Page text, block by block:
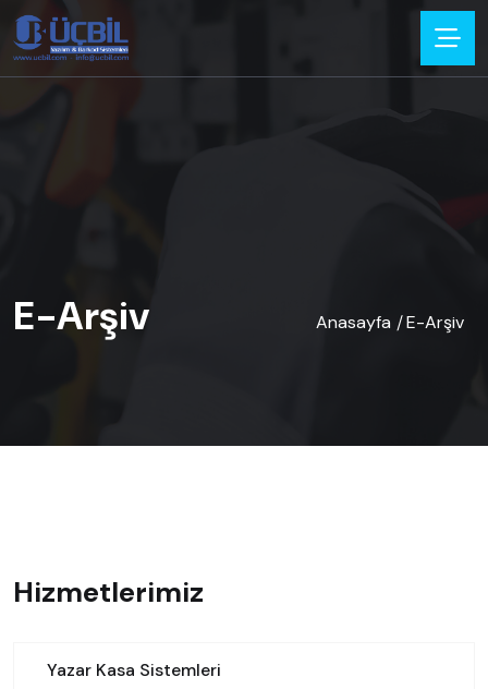
E-Arşiv Anasayfa /E-Arşiv
Hizmetlerimiz
Yazar Kasa Sistemleri